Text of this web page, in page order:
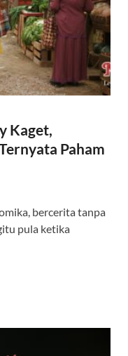
Kaget,
Paham
bercerita tanpa
pula ketika